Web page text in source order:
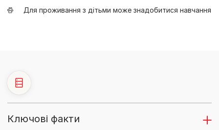
Для проживання з дітьми може знадобитися навчання
Ключові факти